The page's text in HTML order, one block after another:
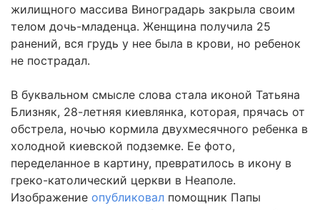
жилищного массива Виноградарь закрыла своим
телом дочь-младенца. Женщина получила 25
ранений, вся грудь у нее была в крови, но ребенок
не пострадал.
В буквальном смысле слова стала иконой Татьяна
Близняк, 28-летняя киевлянка, которая, прячась от
обстрела, ночью кормила двухмесячного ребенка в
холодной киевской подземке. Ее фото,
переделанное в картину, превратилось в икону в
греко-католический церкви в Неаполе.
Изображение опубликовал помощник Папы